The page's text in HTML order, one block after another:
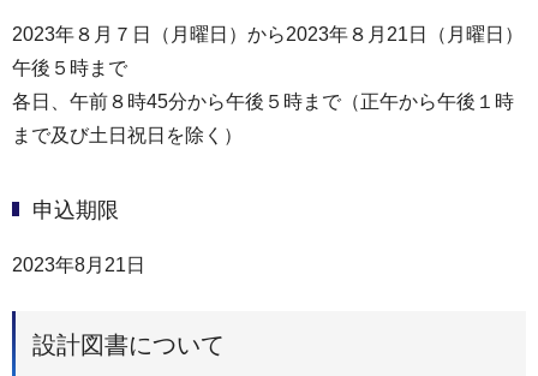
2023年８月７日（月曜日）から2023年８月21日（月曜日）
午後５時まで
各日、午前８時45分から午後５時まで（正午から午後１時
まで及び土日祝日を除く）
申込期限
2023年8月21日
設計図書について